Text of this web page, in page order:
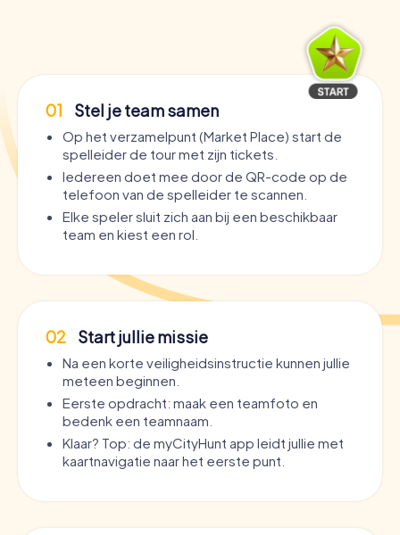
01 Stel je team samen
Op het verzamelpunt (Market Place) start de
spelleider de tour met zijn tickets.
Iedereen doet mee door de QR-code op de
telefoon van de spelleider te scannen.
Elke speler sluit zich aan bij een beschikbaar
team en kiest een rol.
02 Start jullie missie
Na een korte veiligheidsinstructie kunnen jullie
meteen beginnen.
Eerste opdracht: maak een teamfoto en
bedenk een teamnaam.
Klaar? Top: de myCityHunt app leidt jullie met
kaartnavigatie naar het eerste punt.